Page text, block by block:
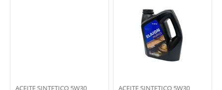
ACEITE SINTETICO 5W30
ACEITE SINTETICO 5W30